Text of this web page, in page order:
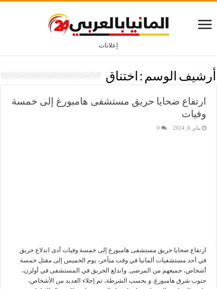
إعلانات
أرشيف الوسم : اختناق
ارتفاع ضحايا حريق مستشفى هامبورغ إلى خمسة
وفيات
يناير 6, 2024 0
ارتفاع ضحايا حريق مستشفى هامبورغ إلى خمسة وفيات أدى اندلاع حريق
في أحد مستشفيات ألمانيا في وقت متأخر، يوم الخميس إلى مقتل خمسة
أشخاص، جميعهم من المرضى. واندلع الحريق في المستشفى في أولزن،
جنوب شرق هامبورغ. و بحسب الشرطة، تم إجلاء العديد من الأشخاص،